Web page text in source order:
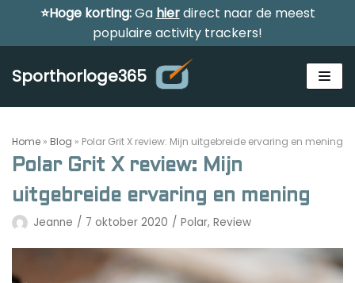
Meteen
inhoud
⭐Hoge korting:Ga hierdirect naar de meest
populaire activity trackers!
Sporthorloge365
Alle sporthorloges
Activity tracker
Smartwatches
Home » Blog » Polar Grit X review: Mijn uitgebreide ervaring en mening
Polar Grit X review: Mijn
uitgebreide ervaring en mening
Jeanne 7 oktober 2020 Polar, Review